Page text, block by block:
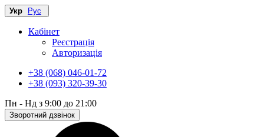
Укр Рус
Кабінет
Реєстрація
Авторизація
+38 (068) 046-01-72
+38 (093) 320-39-30
Пн - Нд з 9:00 до 21:00
Зворотний дзвінок